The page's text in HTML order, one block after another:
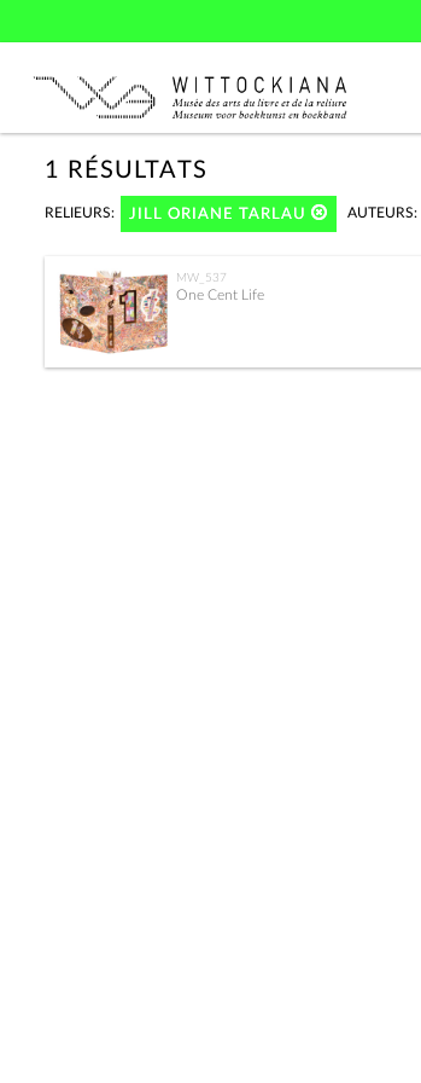
1 RÉSULTATS
RELIEURS: JILL ORIANE TARLAU AUTEURS:
MW_537
One Cent Life